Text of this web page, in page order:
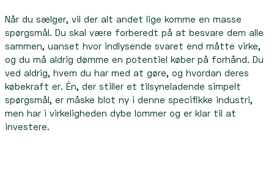
Når du sælger, vil der alt andet lige komme en masse
spørgsmål. Du skal være forberedt på at besvare dem alle
sammen, uanset hvor indlysende svaret end måtte virke,
og du må aldrig dømme en potentiel køber på forhånd. Du
ved aldrig, hvem du har med at gøre, og hvordan deres
købekraft er. Én, der stiller et tilsyneladende simpelt
spørgsmål, er måske blot ny i denne specifikke industri,
men har i virkeligheden dybe lommer og er klar til at
investere.